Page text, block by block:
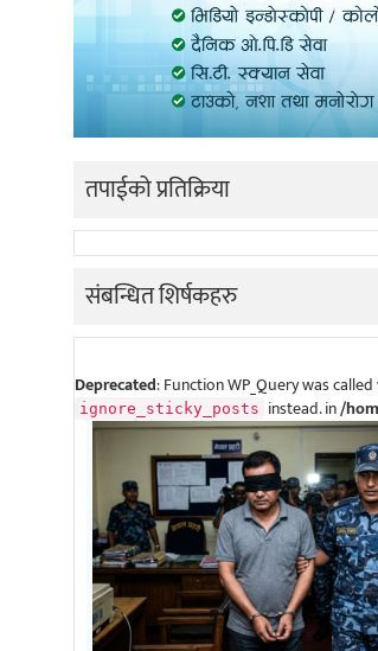
तपाईको प्रतिक्रिया
संबन्धित शिर्षकहरु
Deprecated: Function WP_Query was
ignore_sticky_posts instead. in/